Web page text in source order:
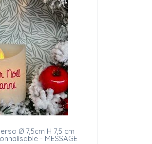
Ø 7,5cm H 7,5 cm
- MESSAGE